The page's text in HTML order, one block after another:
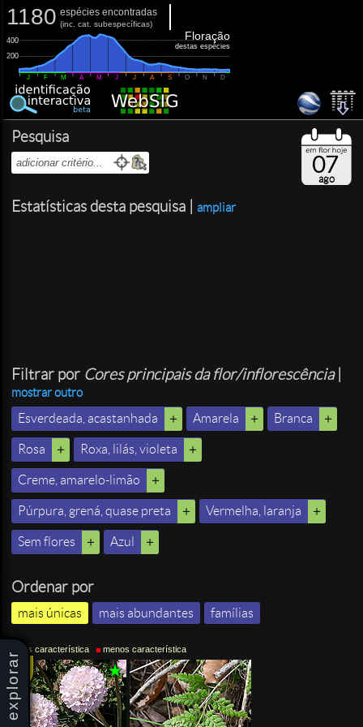
explorar
1180 espécies encontradas
(inc. cat. subespecíficas)
200
400
J F M A M J J A S O N D
Floração
destas espécies
Pesquisa
Estatísticas desta pesquisa | ampliar
Filtrar por Cores principais da flor/inflorescência|
mostrar outro
Esverdeada, acastanhada
Amarela Branca
Rosa Roxa, lilás, violeta
Creme, amarelo-limão
Púrpura, grená, quase preta Vermelha, laranja
Sem flores Azul
07
ago
Ordenar por
mais únicas mais abundantes famílias
mais característica menos característica